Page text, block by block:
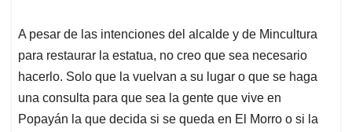
A pesar de las intenciones del alcalde y de Mincultura
para restaurar la estatua, no creo que sea necesario
hacerlo. Solo que la vuelvan a su lugar o que se haga
una consulta para que sea la gente que vive en
Popayán la que decida si se queda en El Morro o si la